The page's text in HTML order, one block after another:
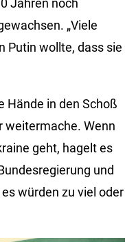
Jahren noch
„Viele
Putin wollte, dass sie
Hände in den Schoß
weitermache. Wenn
geht, hagelt es
und
würden zu viel oder